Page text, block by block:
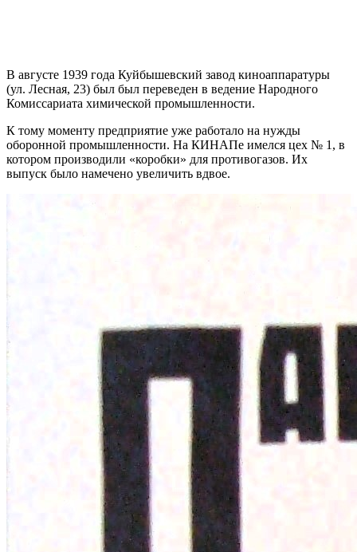
В августе 1939 года Куйбышевский завод киноаппаратуры
(ул. Лесная, 23) был был переведен в ведение Народного
Комиссариата химической промышленности.
К тому моменту предприятие уже работало на нужды
оборонной промышленности. На КИНАПе имелся цех № 1, в
котором производили «коробки» для противогазов. Их
выпуск было намечено увеличить вдвое.